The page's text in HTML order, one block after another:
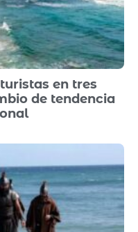
en tres
de tendencia